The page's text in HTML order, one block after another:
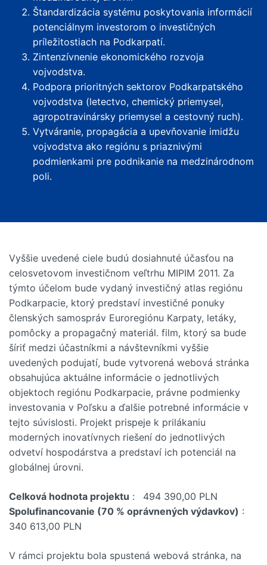
Štandardizácia systému poskytovania informácií
potenciálnym investorom o investičných
príležitostiach na Podkarpatí.
Zintenzívnenie ekonomického rozvoja
vojvodstva.
Podpora prioritných sektorov Podkarpatského
vojvodstva (letectvo, chemický priemysel,
agropotravinársky priemysel a cestovný ruch).
Vytváranie, propagácia a upevňovanie imidžu
vojvodstva ako regiónu s priaznivými
podmienkami pre podnikanie na medzinárodnom
poli.
Vyššie uvedené ciele budú dosiahnuté účasťou na
celosvetovom investičnom veľtrhu MIPIM 2011. Za
týmto účelom bude vydaný investičný atlas regiónu
Podkarpacie, ktorý predstaví investičné ponuky
členských samospráv Euroregiónu Karpaty, letáky,
pomôcky a propagačný materiál. film, ktorý sa bude
šíriť medzi účastníkmi a návštevníkmi vyššie
uvedených podujatí, bude vytvorená webová stránka
obsahujúca aktuálne informácie o jednotlivých
objektoch regiónu Podkarpacie, právne podmienky
investovania v Poľsku a ďalšie potrebné informácie v
tejto súvislosti. Projekt prispeje k prilákaniu
moderných inovatívnych riešení do jednotlivých
odvetví hospodárstva a predstaví ich potenciál na
globálnej úrovni.
Celková hodnota projektu :
494 390,00 PLN
Spolufinancovanie (70 % oprávnených výdavkov) :
340 613,00 PLN
V rámci projektu bola spustená webová stránka, na